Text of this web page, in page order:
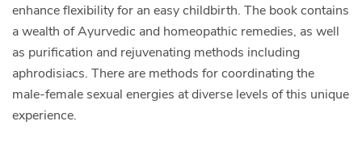
enhance flexibility for an easy childbirth. The book contains
a wealth of Ayurvedic and homeopathic remedies, as well
as purification and rejuvenating methods including
aphrodisiacs. There are methods for coordinating the
male-female sexual energies at diverse levels of this unique
experience.